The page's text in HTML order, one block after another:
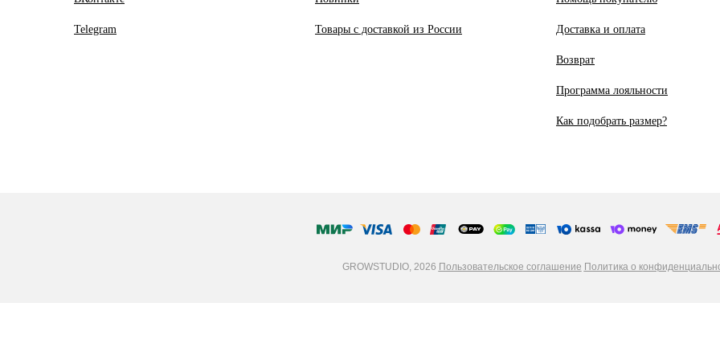
Telegram Товары с доставкой из России Доставка и оплата
Возврат
Программа лояльности
Как подобрать размер?
GROWSTUDIO, 2026 Пользовательское соглашение Политика о